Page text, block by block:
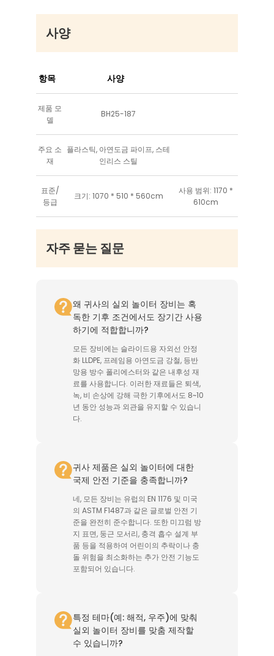
사양
항목 사양
제품 모
델
BH25-187
주요 소
재
플라스틱, 아연도금 파이프, 스테
인리스 스틸
표준/
등급
크기: 1070 * 510 * 560cm
사용 범위: 1170 *
610cm
자주 묻는 질문
왜 귀사의 실외 놀이터 장비는 혹
독한 기후 조건에서도 장기간 사용
하기에 적합합니까?
모든 장비에는 슬라이드용 자외선 안정
화 LLDPE, 프레임용 아연도금 강철, 등반
망용 방수 폴리에스터와 같은 내후성 재
료를 사용합니다. 이러한 재료들은 퇴색,
녹, 비 손상에 강해 극한 기후에서도 8~10
년 동안 성능과 외관을 유지할 수 있습니
다.
귀사 제품은 실외 놀이터에 대한
국제 안전 기준을 충족합니까?
네, 모든 장비는 유럽의 EN 1176 및 미국
의 ASTM F1487과 같은 글로벌 안전 기
준을 완전히 준수합니다. 또한 미끄럼 방
지 표면, 둥근 모서리, 충격 흡수 설계 부
품 등을 적용하여 어린이의 추락이나 충
돌 위험을 최소화하는 추가 안전 기능도
포함되어 있습니다.
특정 테마(예: 해적, 우주)에 맞춰
실외 놀이터 장비를 맞춤 제작할
수 있습니까?